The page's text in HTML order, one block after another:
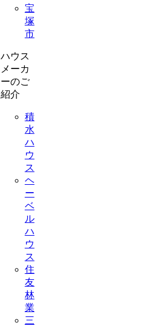
宝
塚
市
ハウス
メーカ
ーのご
紹介
積
水
ハ
ウ
ス
ヘ
ー
ベ
ル
ハ
ウ
ス
住
友
林
業
三